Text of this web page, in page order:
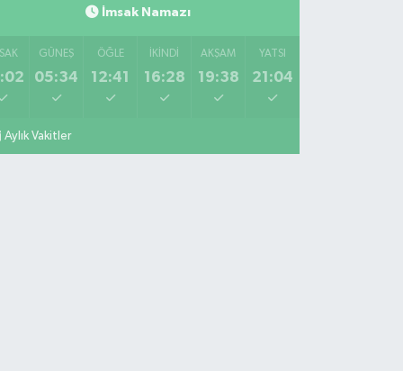
İmsak Namazı
GÜNEŞ
05:34
ÖĞLE
12:41
İKINDI
16:28
AKŞAM
19:38
YATSI
21:04
Aylık Vakitler